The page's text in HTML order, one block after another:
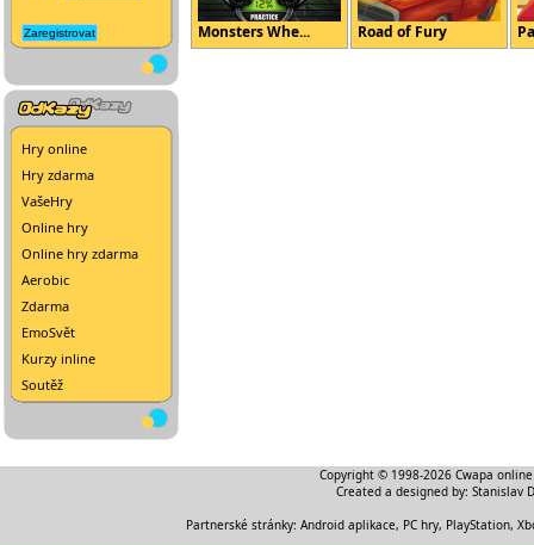
Hry online
Hry zdarma
VašeHry
Online hry
Online hry zdarma
Aerobic
Zdarma
EmoSvět
Kurzy inline
Soutěž
Monsters Whe... Road of Fury
Copyright © 1998-2026 Cwapa
Created a designed by: Stanislav
Partnerské stránky: Android aplikace, PC hry, PlayStation,